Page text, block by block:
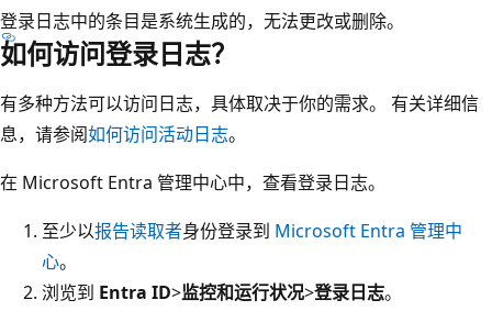
登录日志中的条目是系统生成的，无法更改或删除。
如何访问登录日志？
有多种方法可以访问日志，具体取决于你的需求。 有关详细信
息，请参阅如何访问活动日志。
在 Microsoft Entra 管理中心中，查看登录日志。
至少以报告读取者身份登录到 Microsoft Entra 管理中
心。
浏览到 Entra ID>监控和运行状况>登录日志。